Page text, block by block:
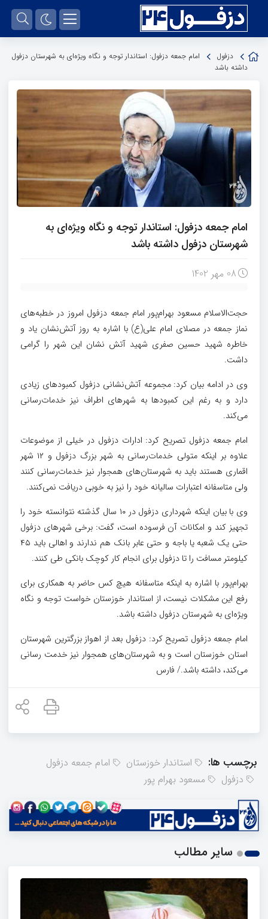
دزفول
امام جمعه دزفول: استاندار توجه و نگاه ویژه‌ای به شهرستان دزفول
داشته باشد
امام جمعه دزفول: استاندار توجه و نگاه ویژه‌ای به
شهرستان دزفول داشته باشد
08 مهر 1402
حجت‌الاسلام مسعود بهرام‌پور امام جمعه دزفول امروز در خطبه‌های
نماز جمعه در مصلای امام علی(ع) با اشاره به روز آتش‌نشان یاد و
خاطره شهید حسین صفری شهید آتش نشان این شهر را گرامی
داشت.
وی در ادامه بیان کرد: مجموعه آتش‌نشانی دزفول کمبودهای زیادی
دارد و به رغم این کمبودها به شهرهای اطراف نیز خدمات‌رسانی
می‌کند.
امام جمعه دزفول تصریح کرد: ادارات دزفول در خیلی از موضوعات
علاوه بر اینکه متولی خدمات‌رسانی به شهر بزرگ دزفول و ۱۲ شهر
اقماری هستند باید به شهرستان‌های همجوار نیز خدمات‌رسانی کنند
ولی متاسفانه اعتبارات سالیانه خود را نیز به خوبی دریافت نمی‌کنند.
وی با بیان اینکه شهرداری دزفول در ۱۰ سال گذشته نتوانسته خود را
تجهیز کند و امکانات آن فرسوده است، گفت: برخی شهرهای دزفول
حتی یک شعبه یا باجه و حتی عابر بانک هم ندارند و اهالی باید ۴۵
کیلومتر مسافت را تا دزفول برای انجام کار کوچک بانکی طی کنند.
بهرام‌پور با اشاره به اینکه متاسفانه هیچ کس حاضر به همکاری برای
رفع این مشکلات نیست، از استاندار خوزستان خواست توجه و نگاه
ویژه‌ای به شهرستان دزفول داشته باشد.
امام جمعه دزفول تصریح کرد: دزفول بعد از اهواز بزرگترین شهرستان
استان خوزستان است و به شهرستان‌های همجوار نیز خدمت رسانی
می‌کند، داشته باشد./ فارس
برچسب ها: استاندار خوزستان
امام جمعه دزفول
دزفول
مسعود بهرام پور
سایر مطالب